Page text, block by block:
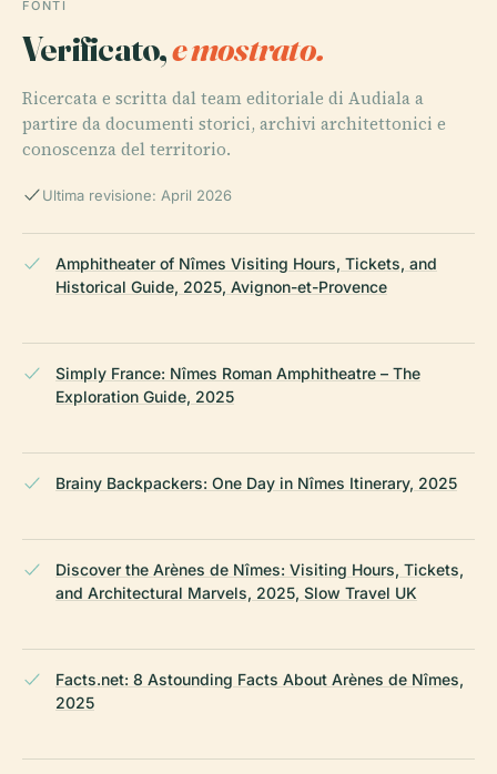
FONTI
Verificato,e mostrato.
Ricercata e scritta dal team editoriale di Audiala a
partire da documenti storici, archivi architettonici e
conoscenza del territorio.
Ultima revisione: April 2026
Amphitheater of Nîmes Visiting Hours, Tickets, and
Historical Guide, 2025, Avignon-et-Provence
Simply France: Nîmes Roman Amphitheatre – The
Exploration Guide, 2025
Brainy Backpackers: One Day in Nîmes Itinerary, 2025
Discover the Arènes de Nîmes: Visiting Hours, Tickets,
and Architectural Marvels, 2025, Slow Travel UK
Facts.net: 8 Astounding Facts About Arènes de Nîmes,
2025